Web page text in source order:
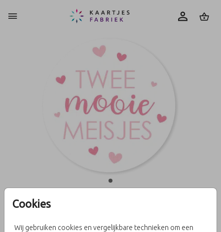
Cookies
Wij gebruiken cookies en vergelijkbare technieken om een
Sluitzegel twee mooie